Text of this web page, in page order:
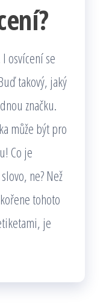
osvícení se
takový, jaký
značku.
může být pro
Co je
ne? Než
tohoto
je